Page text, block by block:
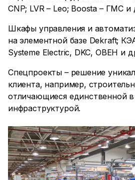
CNP; LVR – Leo; Boosta – ГМС и
Шкафы управления и
на элементной базе Dekraft;
Systeme Electric, DKC, ОВЕН и
Спецпроекты – решение
клиента, например,
отличающиеся единственной
инфраструктурой.